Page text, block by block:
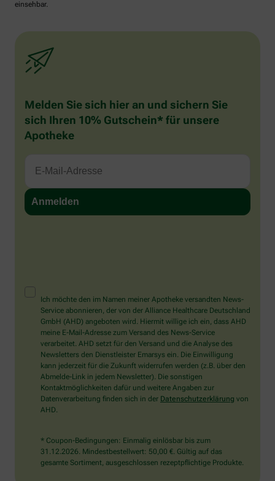
einsehbar.
Melden Sie sich hier an und sichern Sie
sich Ihren 10% Gutschein* für unsere
Apotheke
Ich möchte den im Namen meiner Apotheke versandten News-
Service abonnieren, der von der Alliance Healthcare Deutschland
GmbH (AHD) angeboten wird. Hiermit willige ich ein, dass AHD
meine E-Mail-Adresse zum Versand des News-Service
verarbeitet. AHD setzt für den Versand und die Analyse des
Newsletters den Dienstleister Emarsys ein. Die Einwilligung
kann jederzeit für die Zukunft widerrufen werden (z.B. über den
Abmelde-Link in jedem Newsletter). Die sonstigen
Kontaktmöglichkeiten dafür und weitere Angaben zur
Datenverarbeitung finden sich in der Datenschutzerklärung von
AHD.
* Coupon-Bedingungen: Einmalig einlösbar bis zum
31.12.2026. Mindestbestellwert: 50,00 €. Gültig auf das
gesamte Sortiment, ausgeschlossen rezeptpflichtige Produkte.